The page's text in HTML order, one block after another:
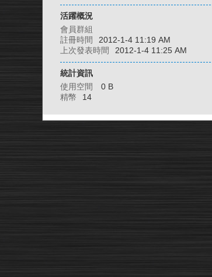
活躍概況
會員群組
註冊時間
2012-1-4 11:19 AM
上次發表時間
2012-1-4 11:25 AM
統計資訊
使用空間
0 B
精幣
14